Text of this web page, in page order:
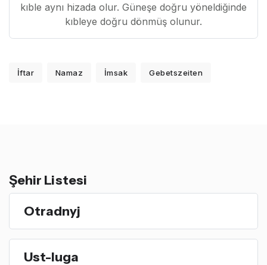
kıble aynı hizada olur. Güneşe doğru yöneldiğinde
kıbleye doğru dönmüş olunur.
İftar Namaz İmsak Gebetszeiten
Şehir Listesi
Otradnyj
Ust-luga